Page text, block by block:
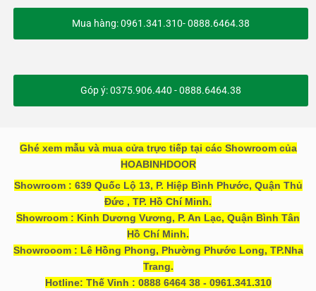
Mua hàng: 0961.341.310- 0888.6464.38
Góp ý: 0375.906.440 - 0888.6464.38
Ghé xem mẫu và mua cửa trực tiếp tại các Showroom của
HOABINHDOOR
Showroom : 639 Quốc Lộ 13, P. Hiệp Bình Phước, Quận Thủ
Đức , TP. Hồ Chí Minh.
Showroom : Kinh Dương Vương, P. An Lạc, Quận Bình Tân
Hồ Chí Minh.
Showrooom : Lê Hồng Phong, Phường Phước Long, TP.Nha
Trang.
Hotline: Thế Vinh : 0888 6464 38 - 0961.341.310